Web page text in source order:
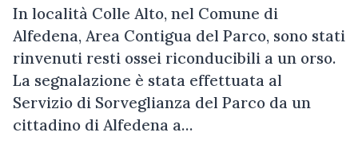
In località Colle Alto, nel Comune di
Alfedena, Area Contigua del Parco, sono stati
rinvenuti resti ossei riconducibili a un orso.
La segnalazione è stata effettuata al
Servizio di Sorveglianza del Parco da un
cittadino di Alfedena a…